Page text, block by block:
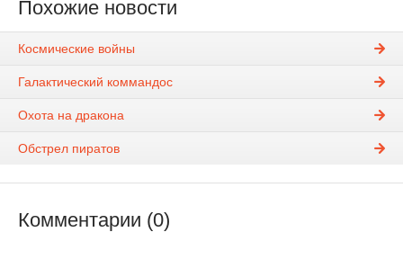
Похожие новости
Космические войны
Галактический коммандос
Охота на дракона
Обстрел пиратов
Комментарии (0)